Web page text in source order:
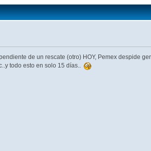
de un rescate (otro) HOY, Pemex despide
todo esto en solo 15 días..